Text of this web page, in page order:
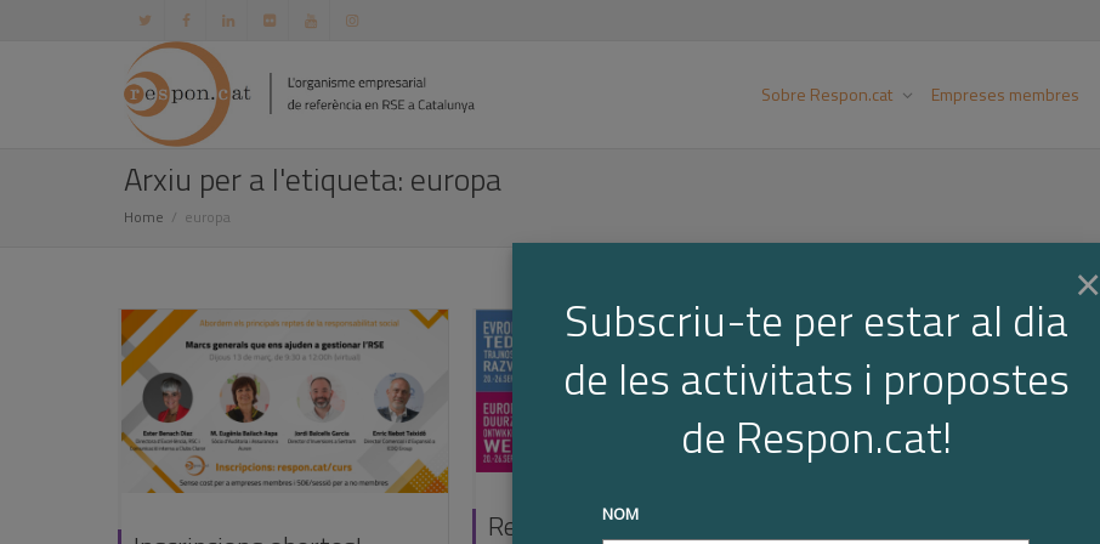
Sobre Respon.cat Empreses membres
Arxiu per a l'etiqueta: europa
Home europa
Respon.cat amb la
×
Subscriu-te per estar al dia
de les activitats i propostes
de Respon.cat!
NOM